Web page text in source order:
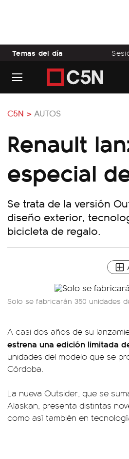
Temas del día
C5N > AUTOS
Renault
especial
Se trata de la versión
diseño exterior,
bicicleta de regalo.
Solo se fabricarán 350 unidades
A casi dos años de su
estrena una edición limitada
unidades del modelo que se
Córdoba.
La nueva Outsider, que se
Alaskan, presenta distintas
como así también en